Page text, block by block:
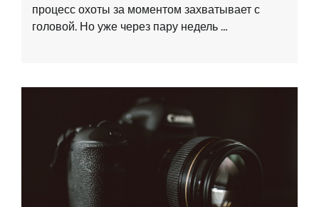
процесс охоты за моментом захватывает с
головой. Но уже через пару недель …